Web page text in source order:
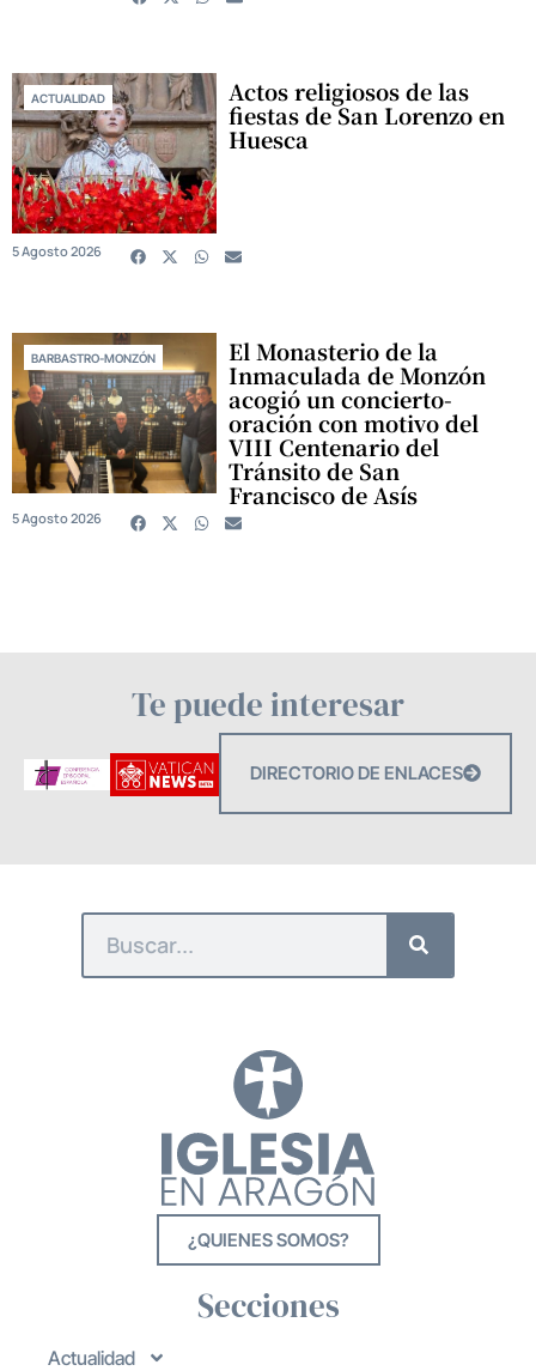
ACTUALIDAD Actos religiosos de las
fiestas de San Lorenzo en
Huesca
5 Agosto 2026
BARBASTRO-MONZÓN El Monasterio de la
Inmaculada de Monzón
acogió un concierto-
oración con motivo del
VIII Centenario del
Tránsito de San
Francisco de Asís
5 Agosto 2026
Te puede interesar
DIRECTORIO DE ENLACES
¿QUIENES SOMOS?
Secciones
Actualidad